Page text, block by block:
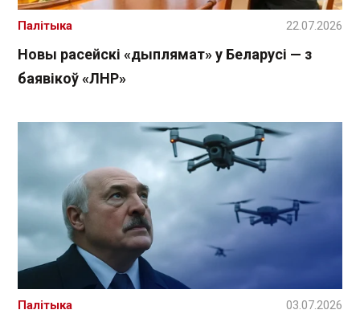
Новы расейскі «дыплямат» у Беларусі — з
баявікоў «ЛНР»
Палітыка 22.07.2026
Палітыка 03.07.2026